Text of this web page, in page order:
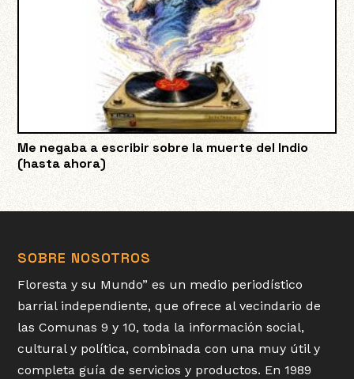
Me negaba a escribir sobre la muerte del Indio
(hasta ahora)
SOBRE NOSOTROS
Floresta y su Mundo” es un medio periodístico
barrial independiente, que ofrece al vecindario de
las Comunas 9 y 10, toda la información social,
cultural y política, combinada con una muy útil y
completa guía de servicios y productos. En 1989